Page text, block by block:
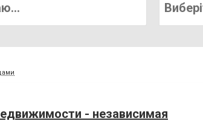
- независимая